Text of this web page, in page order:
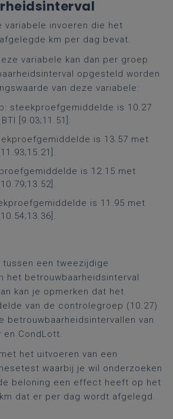
variabele invoeren die het
km per dag bevat.
variabele kan dan per groep
opgesteld worden
van deze variabele:
steekproefgemiddelde is 10.27
[9.03;11.51].
is 13.57 met
is 12.15 met
is 11.95 met
een tweezijdige
het betrouwbaarheidsinterval
kan je opmerken dat het
van de controlegroep (10.27)
betrouwbaarheidsintervallen van
en CondLott.
het uitvoeren van een
waarbij je wil onderzoeken
beloning een effect heeft op het
dat er per dag wordt afgelegd.